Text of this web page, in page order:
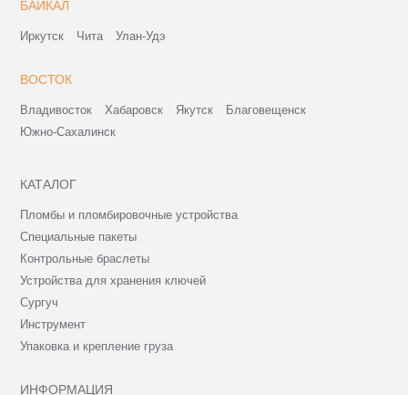
БАЙКАЛ
Иркутск Чита Улан-Удэ
ВОСТОК
Владивосток Хабаровск Якутск
Благовещенск
Южно-Сахалинск
КАТАЛОГ
Пломбы и пломбировочные устройства
Специальные пакеты
Контрольные браслеты
Устройства для хранения ключей
Сургуч
Инструмент
Упаковка и крепление груза
ИНФОРМАЦИЯ